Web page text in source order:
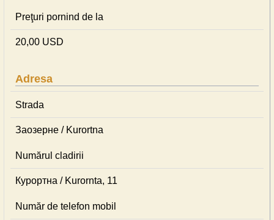
Preţuri pornind de la
20,00 USD
Adresa
Strada
Заозерне / Kurortna
Numărul cladirii
Курортна / Kurornta, 11
Număr de telefon mobil